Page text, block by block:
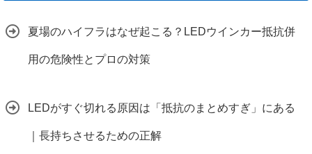
夏場のハイフラはなぜ起こる？LEDウインカー抵抗併
用の危険性とプロの対策
LEDがすぐ切れる原因は「抵抗のまとめすぎ」にある
｜長持ちさせるための正解